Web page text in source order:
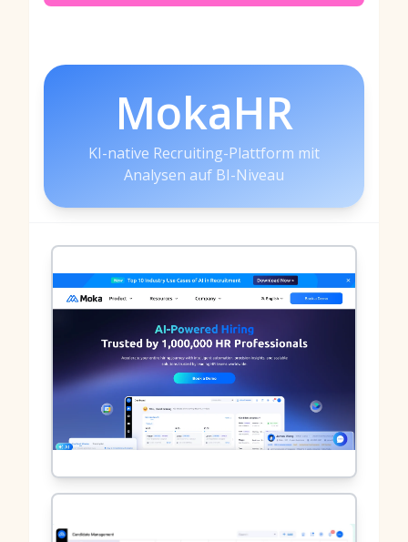
MokaHR
KI-native Recruiting-Plattform mit
Analysen auf BI-Niveau